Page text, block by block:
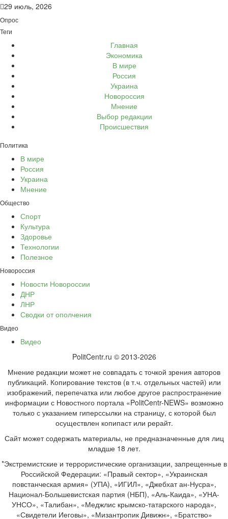
29 июль, 2026
Опрос
Теги
Главная
Экономика
В мире
Россия
Украина
Новороссия
Мнение
Выбор редакции
Происшествия
Политика
В мире
Россия
Украина
Мнение
Общество
Спорт
Культура
Здоровье
Технологии
Полезное
Новороссия
Новости Новороссии
ДНР
ЛНР
Сводки от ополчения
Видео
Видео
PolitCentr.ru © 2013-2026
Мнение редакции может не совпадать с точкой зрения авторов
публикаций. Копирование текстов (в т.ч. отдельных частей) или
изображений, перепечатка или любое другое распространение
информации с Новостного портала «PolitCentr-NEWS» возможно
только с указанием гиперссылки на страницу, с которой был
осуществлен копипаст или рерайт.
Сайт может содержать материалы, не предназначенные для лиц
младше 18 лет.
*Экстремистские и террористические организации, запрещенные в
Российской Федерации: «Правый сектор», «Украинская
повстанческая армия» (УПА), «ИГИЛ», «Джебхат ан-Нусра»,
Национал-Большевистская партия (НБП), «Аль-Каида», «УНА-
УНСО», «Талибан», «Меджлис крымско-татарского народа»,
«Свидетели Иеговы», «Мизантропик Дивижн», «Братство»